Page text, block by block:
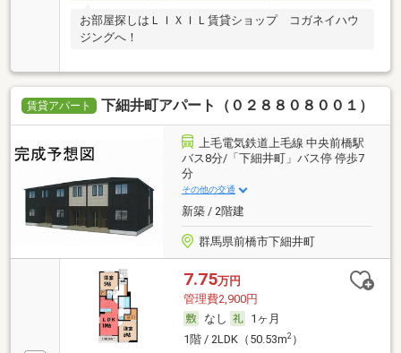
お部屋探しはＬＩＸＩＬ賃貸ショップ コガネイハウ
ジングへ！
賃貸アパート 下細井町アパート（０２８８０８００１）
上毛電気鉄道上毛線 中央前橋駅
バス8分/「下細井町」バス停 停歩7
分
その他の交通
新築 / 2階建
群馬県前橋市下細井町
7.75万円
管理費2,900円
なし
1ヶ月
1階 / 2LDK（50.53m2）